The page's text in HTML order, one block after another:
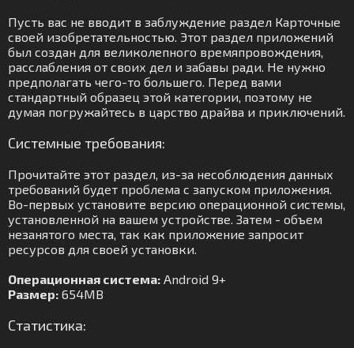
Пусть вас не вводит в заблуждение раздел Карточные
своей изобретательностью. Этот раздел приложений
был создан для великолепного времяпровождения,
расслабления от своих дел и забавы ради. Не нужно
предполагать чего-то большего. Перед вами
стандартный образец этой категории, поэтому не
думая погружайтесь в царство драйва и приключений.
Системные требования:
Прочитайте этот раздел, из-за несоблюдения данных
требований будет проблема с запуском приложения.
Во-первых установите версию операционной системы,
установленной на вашем устройстве. Затем - объем
незанятого места, так как приложение запросит
ресурсов для своей установки.
Операционная система: Android 9+
Размер: 654MB
Статистика: